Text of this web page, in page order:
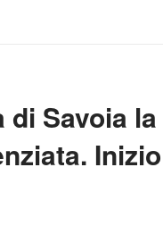
di Savoia